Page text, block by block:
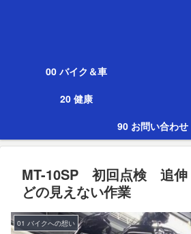
00 バイク＆車
20 健康
90 お問い合わせ
MT-10SP 初回点検 追伸
どの見えない作業
01 バイクへの想い